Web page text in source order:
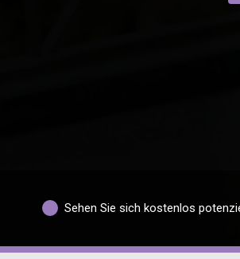
Sehen Sie sich kostenlos